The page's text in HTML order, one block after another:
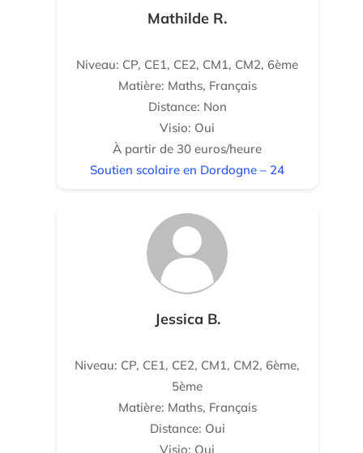
Mathilde R.
Niveau: CP, CE1, CE2, CM1, CM2, 6ème
Matière: Maths, Français
Distance: Non
Visio: Oui
À partir de 30 euros/heure
Soutien scolaire en Dordogne – 24
Jessica B.
Niveau: CP, CE1, CE2, CM1, CM2, 6ème,
5ème
Matière: Maths, Français
Distance: Oui
Visio: Oui